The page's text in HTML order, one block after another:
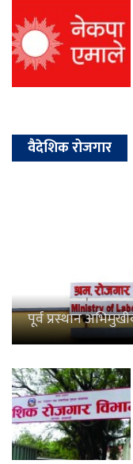
वैदेशिक रोजगार
पूर्व प्रस्थान